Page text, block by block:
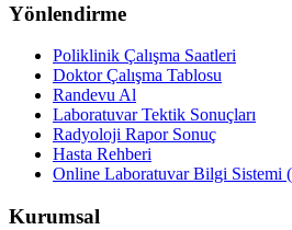
Yönlendirme
Poliklinik Çalışma Saatleri
Doktor Çalışma Tablosu
Randevu Al
Laboratuvar Tektik Sonuçları
Radyoloji Rapor Sonuç
Hasta Rehberi
Online Laboratuvar Bilgi Sistemi
Kurumsal